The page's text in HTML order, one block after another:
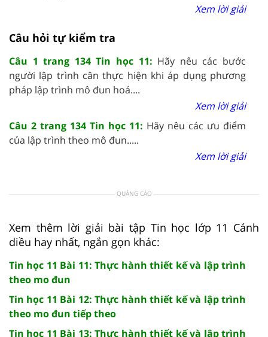
Xem lời giải
Câu hỏi tự kiểm tra
Câu 1 trang 134 Tin học 11: Hãy nêu các bước
người lập trình cân thực hiện khi áp dụng phương
pháp lập trình mô đun hoá....
Xem lời giải
Câu 2 trang 134 Tin học 11: Hãy nêu các ưu điểm
của lập trình theo mô đun.....
Xem lời giải
QUẢNG CÁO
Xem thêm lời giải bài tập Tin học lớp 11 Cánh
diều hay nhất, ngắn gọn khác:
Tin học 11 Bài 11: Thực hành thiết kế và lập trình
theo mo đun
Tin học 11 Bài 12: Thực hành thiết kế và lập trình
theo mo đun tiếp theo
Tin học 11 Bài 13: Thực hành thiết kế và lập trình